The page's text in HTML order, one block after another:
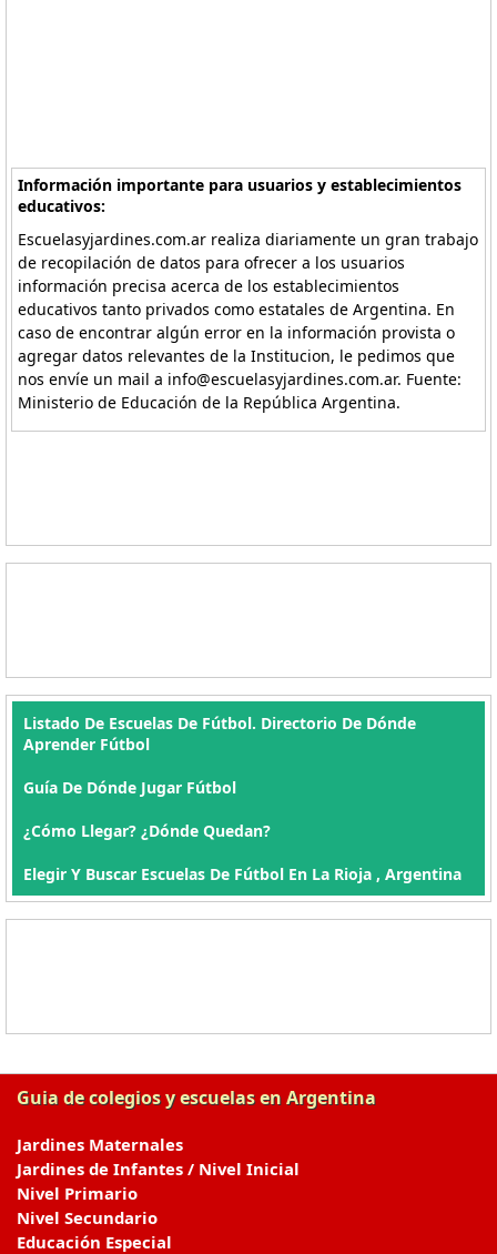
Información importante para usuarios y establecimientos
educativos:
Escuelasyjardines.com.ar realiza diariamente un gran trabajo
de recopilación de datos para ofrecer a los usuarios
información precisa acerca de los establecimientos
educativos tanto privados como estatales de Argentina. En
caso de encontrar algún error en la información provista o
agregar datos relevantes de la Institucion, le pedimos que
nos envíe un mail a info@escuelasyjardines.com.ar. Fuente:
Ministerio de Educación de la República Argentina.
Listado De Escuelas De Fútbol. Directorio De Dónde
Aprender Fútbol
Guía De Dónde Jugar Fútbol
¿Cómo Llegar? ¿Dónde Quedan?
Elegir Y Buscar Escuelas De Fútbol En La Rioja , Argentina
Guia de colegios y escuelas en Argentina
Jardines Maternales
Jardines de Infantes / Nivel Inicial
Nivel Primario
Nivel Secundario
Educación Especial